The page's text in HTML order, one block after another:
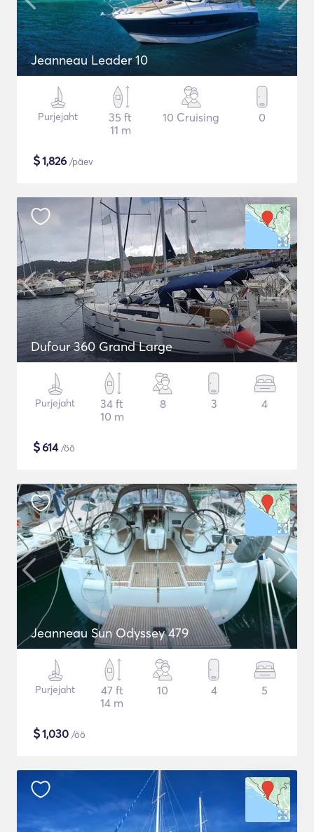
Jeanneau Leader 10
Purjejaht
35 ft
11 m
10 Cruising 0
$1,826 /päev
Dufour 360 Grand Large
Purjejaht
34 ft
10 m
8 3 4
$614/öö
Jeanneau Sun Odyssey 479
Purjejaht
47 ft
14 m
10 4 5
$1,030 /öö